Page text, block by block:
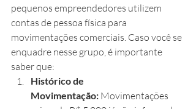
pequenos empreendedores utilizem
contas de pessoa física para
movimentações comerciais. Caso você se
enquadre nesse grupo, é importante
saber que:
Histórico de
Movimentação: Movimentações